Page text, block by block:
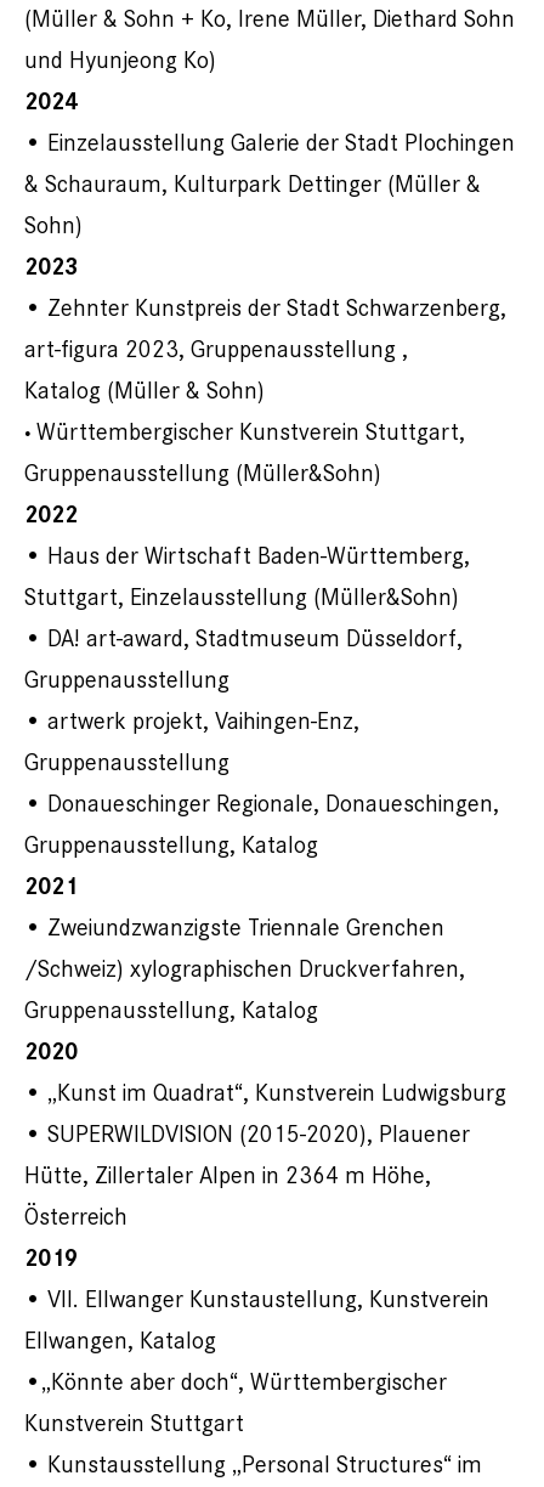
(Müller & Sohn + Ko, Irene Müller, Diethard Sohn
und Hyunjeong Ko)
2024
• Einzelausstellung Galerie der Stadt Plochingen
& Schauraum, Kulturpark Dettinger (Müller &
Sohn)
2023
• Zehnter Kunstpreis der Stadt Schwarzenberg,
art-figura 2023, Gruppenausstellung ,
Katalog (Müller & Sohn)
• Württembergischer Kunstverein Stuttgart,
Gruppenausstellung (Müller&Sohn)
2022
• Haus der Wirtschaft Baden-Württemberg,
Stuttgart, Einzelausstellung (Müller&Sohn)
• DA! art-award, Stadtmuseum Düsseldorf,
Gruppenausstellung
• artwerk projekt, Vaihingen-Enz,
Gruppenausstellung
• Donaueschinger Regionale, Donaueschingen,
Gruppenausstellung, Katalog
2021
• Zweiundzwanzigste Triennale Grenchen
/Schweiz) xylographischen Druckverfahren,
Gruppenausstellung, Katalog
2020
• „Kunst im Quadrat“, Kunstverein Ludwigsburg
• SUPERWILDVISION (2015-2020), Plauener
Hütte, Zillertaler Alpen in 2364 m Höhe,
Österreich
2019
• VII. Ellwanger Kunstaustellung, Kunstverein
Ellwangen, Katalog
•„Könnte aber doch“, Württembergischer
Kunstverein Stuttgart
• Kunstausstellung „Personal Structures“ im